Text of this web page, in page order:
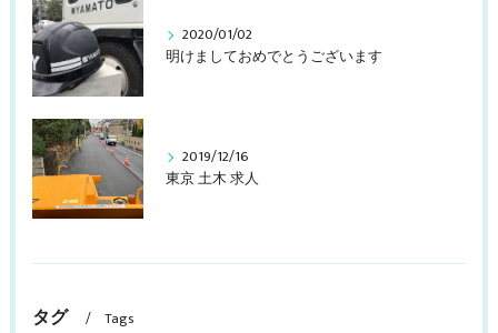
2020/01/02
明けましておめでとうございます
2019/12/16
東京 土木 求人
タグ Tags